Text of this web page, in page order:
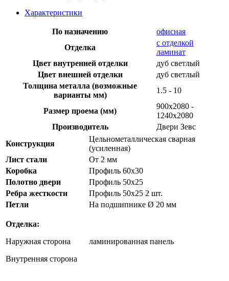
Характеристики
По назначению
офисная
Отделка
с отделкой
ламинат
Цвет внутренней отделки
дуб светлый
Цвет внешней отделки
дуб светлый
Толщина металла (возможные
варианты мм)
1.5 - 10
Размер проема (мм)
900х2080 -
1240х2080
Производитель
Двери Зевс
Конструкция
Цельнометаллическая сварная
(усиленная)
Лист стали
От 2 мм
Коробка
Профиль 60х30
Полотно двери
Профиль 50х25
Ребра жесткости
Профиль 50х25 2 шт.
Петли
На подшипнике Ø 20 мм
Отделка:
Наружная сторона
Внутренняя сторона
ламинированная панель